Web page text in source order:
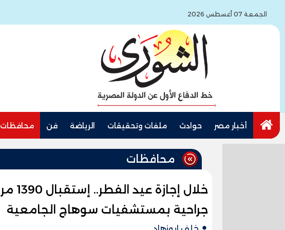
الجمعة 07 أغسطس 2026
أخبار مصر حوادث ملفات وتحقيقات الرياضة فن محافظات
محافظات
جراحية بمستشفيات سوهاج الجامعية